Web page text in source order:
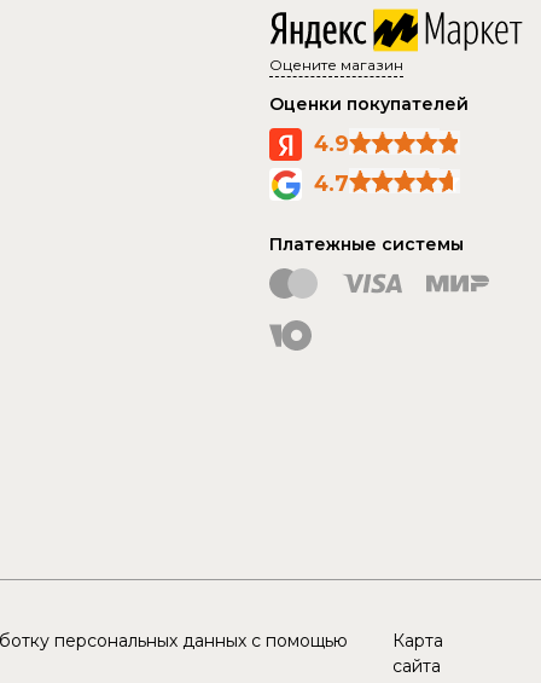
Оцените магазин
Оценки покупателей
4.9
4.7
Платежные системы
персональных данных с помощью
Карта
сайта